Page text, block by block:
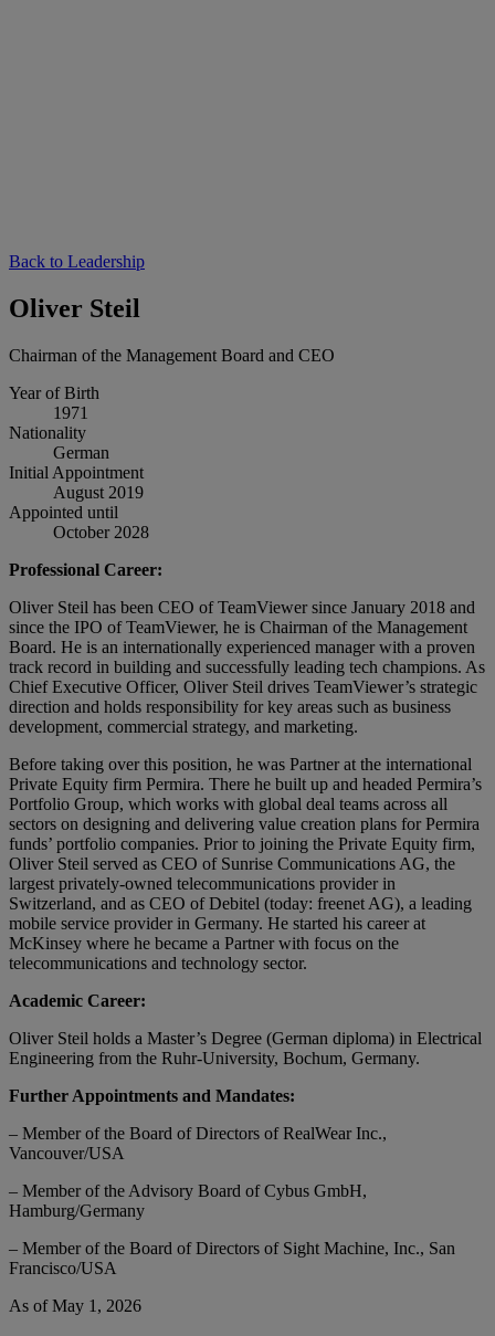
Back to Leadership
Oliver Steil
Chairman of the Management Board and CEO
Year of Birth
1971
Nationality
German
Initial Appointment
August 2019
Appointed until
October 2028
Professional Career:
Oliver Steil has been CEO of TeamViewer since January 2018 and
since the IPO of TeamViewer, he is Chairman of the Management
Board. He is an internationally experienced manager with a proven
track record in building and successfully leading tech champions. As
Chief Executive Officer, Oliver Steil drives TeamViewer’s strategic
direction and holds responsibility for key areas such as business
development, commercial strategy, and marketing.
Before taking over this position, he was Partner at the international
Private Equity firm Permira. There he built up and headed Permira’s
Portfolio Group, which works with global deal teams across all
sectors on designing and delivering value creation plans for Permira
funds’ portfolio companies. Prior to joining the Private Equity firm,
Oliver Steil served as CEO of Sunrise Communications AG, the
largest privately-owned telecommunications provider in
Switzerland, and as CEO of Debitel (today: freenet AG), a leading
mobile service provider in Germany. He started his career at
McKinsey where he became a Partner with focus on the
telecommunications and technology sector.
Academic Career:
Oliver Steil holds a Master’s Degree (German diploma) in Electrical
Engineering from the Ruhr-University, Bochum, Germany.
Further Appointments and Mandates:
– Member of the Board of Directors of RealWear Inc.,
Vancouver/USA
– Member of the Advisory Board of Cybus GmbH,
Hamburg/Germany
– Member of the Board of Directors of Sight Machine, Inc., San
Francisco/USA
As of May 1, 2026